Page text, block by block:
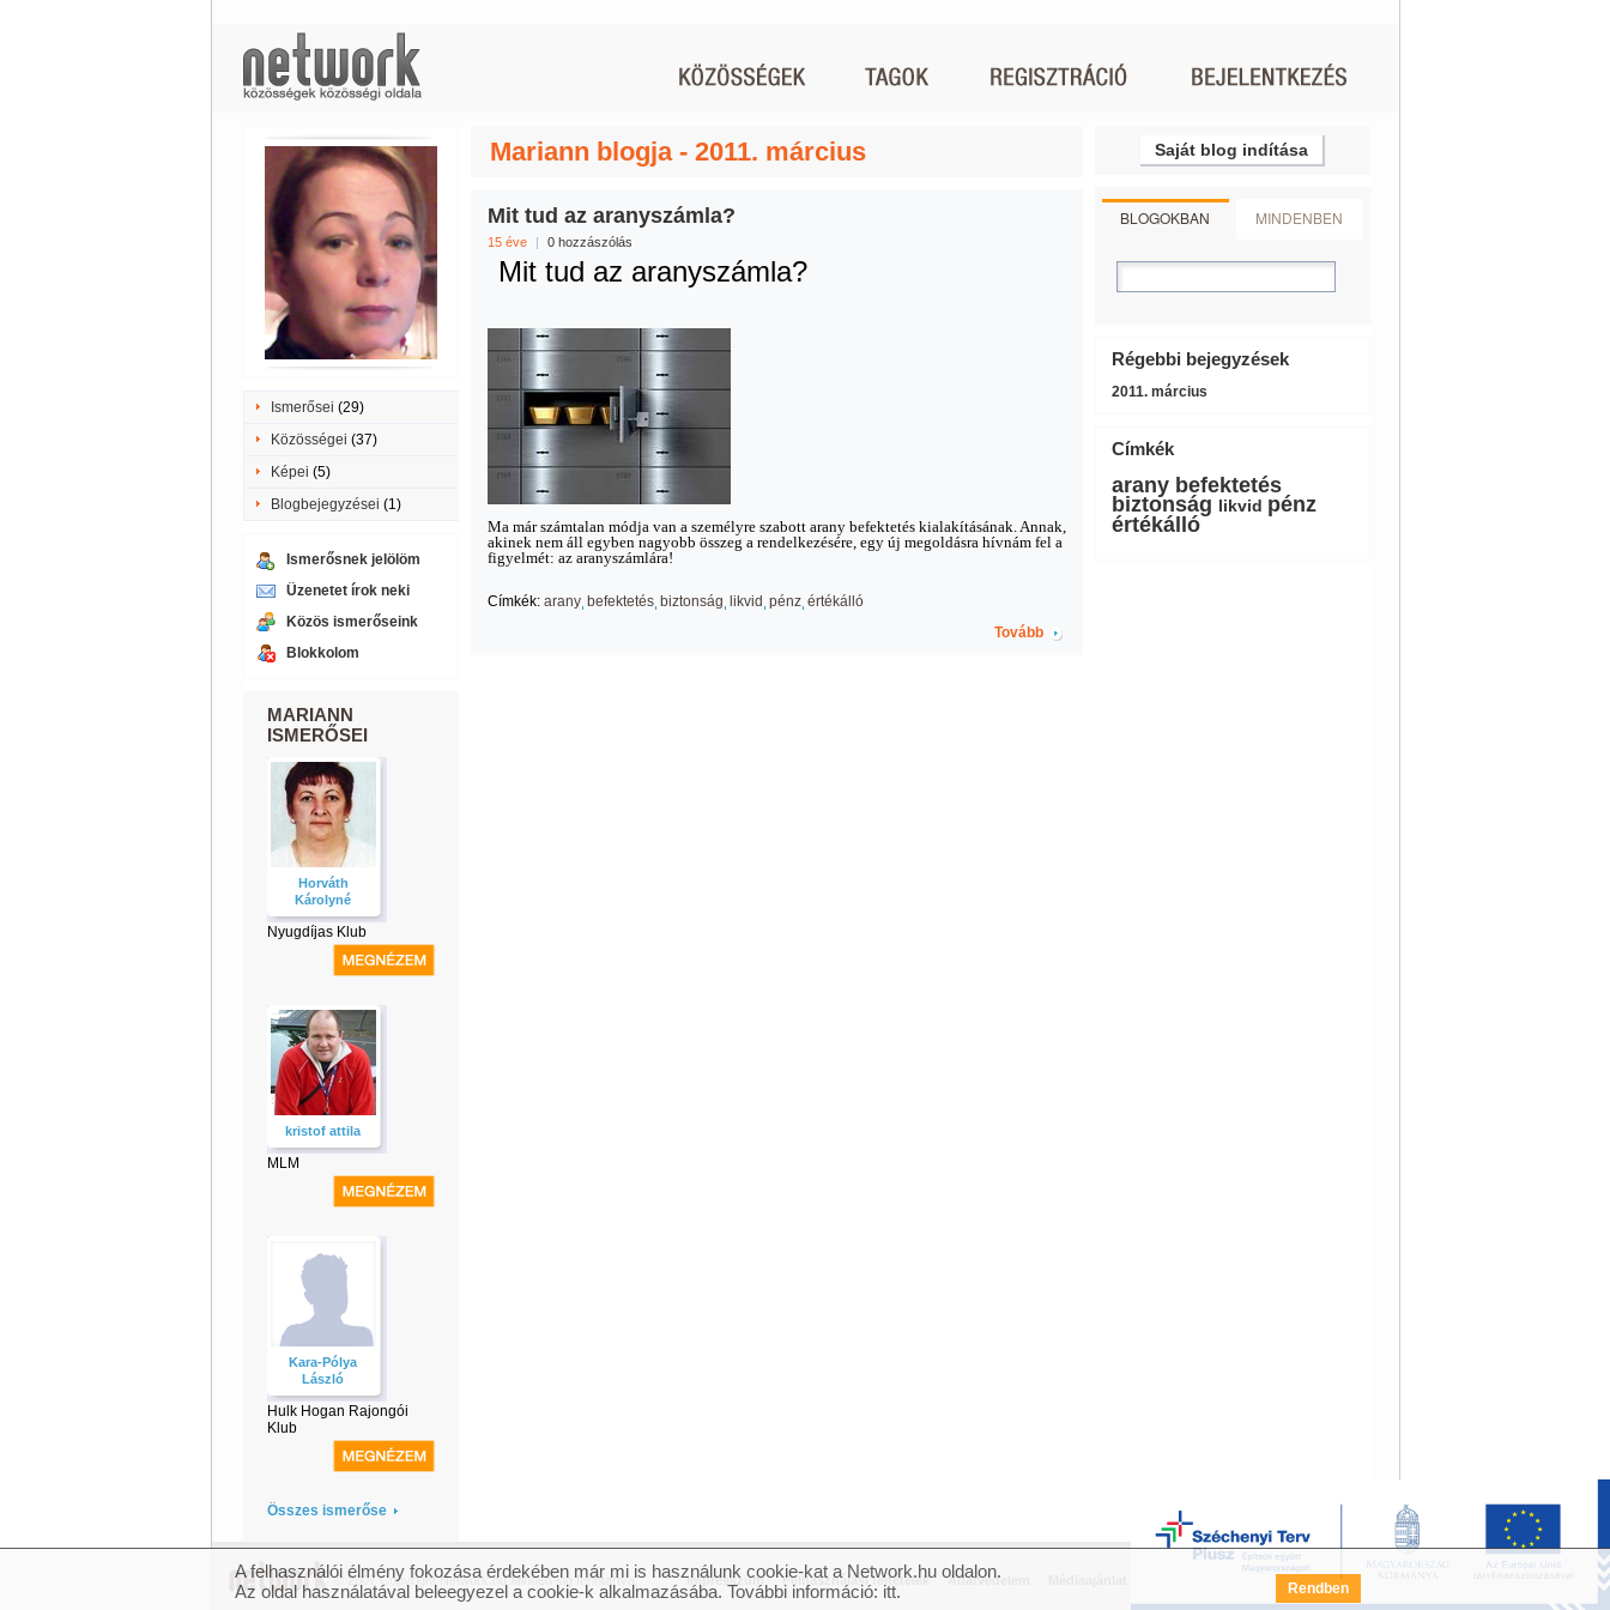
Ismerősei (29)
Közösségei (37)
Képei (5)
Blogbejegyzései (1)
Ismerősnek jelölöm
Üzenetet írok neki
Közös ismerőseink
Blokkolom
MARIANN
ISMERŐSEI
Horváth
Károlyné
Nyugdíjas Klub
kristof attila
MLM
Kara-Pólya
László
Hulk Hogan Rajongói
Klub
Összes ismerőse
Mariann blogja - 2011. március
Mit tud az aranyszámla?
15 éve | 0 hozzászólás
Mit tud az aranyszámla?
Ma már számtalan módja van a személyre szabott arany befektetés kialakításának. Annak,
akinek nem áll egyben nagyobb összeg a rendelkezésére, egy új megoldásra hívnám fel a
figyelmét: az aranyszámlára!
Címkék: arany befektetés biztonság likvid pénz értékálló
Tovább
Saját blog indítása
BLOGOKBAN MINDENBEN
Régebbi bejegyzések
2011. március
Címkék
arany befektetés
biztonság likvid pénz
értékálló
© 2007 Copyright Network.hu Minden jog fenntartva. Impresszum Felhasználási feltételek Adatvédelem Széchenyi Terv Pályázat FAQ
A felhasználói élmény fokozása érdekében már mi is használunk cookie-kat a Network.hu oldalon.
Az oldal használatával beleegyezel a cookie-k alkalmazásába. További információ: itt. Rendben